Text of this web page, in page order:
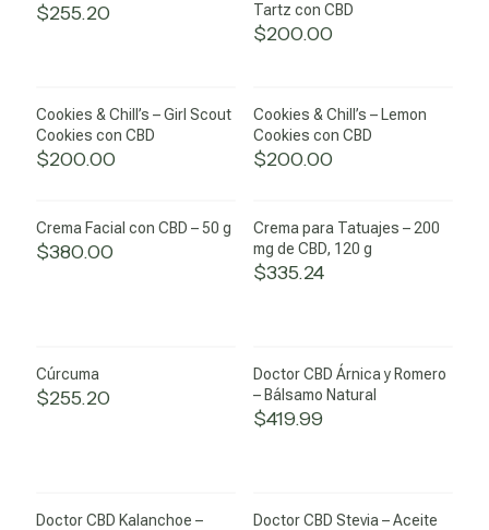
$255.20
Tartz con CBD
$200.00
Cookies & Chill’s – Girl Scout
Cookies con CBD
$200.00
Cookies & Chill’s – Lemon
Cookies con CBD
$200.00
Crema Facial con CBD – 50 g
$380.00
Crema para Tatuajes – 200
mg de CBD, 120 g
$335.24
Cúrcuma
$255.20
Doctor CBD Árnica y Romero
– Bálsamo Natural
$419.99
Doctor CBD Kalanchoe –
Doctor CBD Stevia – Aceite